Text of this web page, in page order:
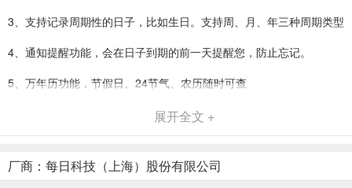
3、支持记录周期性的日子，比如生日。支持周、月、年三种周期类型
4、通知提醒功能，会在日子到期的前一天提醒您，防止忘记。
5、万年历功能，节假日、24节气、农历随时可查
展开全文 +
厂商：每日科技（上海）股份有限公司